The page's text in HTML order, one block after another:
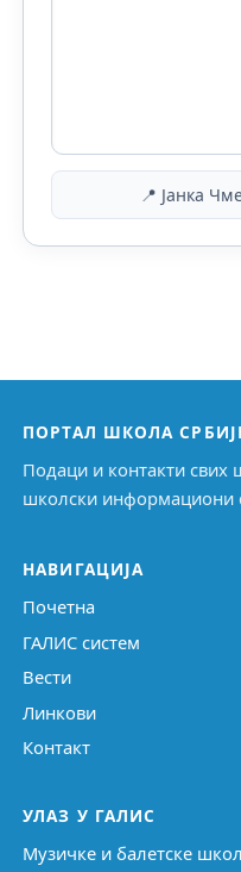
📍 Јанка
ПОРТАЛ ШКОЛА
Подаци и контакти свих
школски информациони
НАВИГАЦИЈА
Почетна
ГАЛИС систем
Вести
Линкови
Контакт
УЛАЗ У ГАЛИС
Музичке и балетске